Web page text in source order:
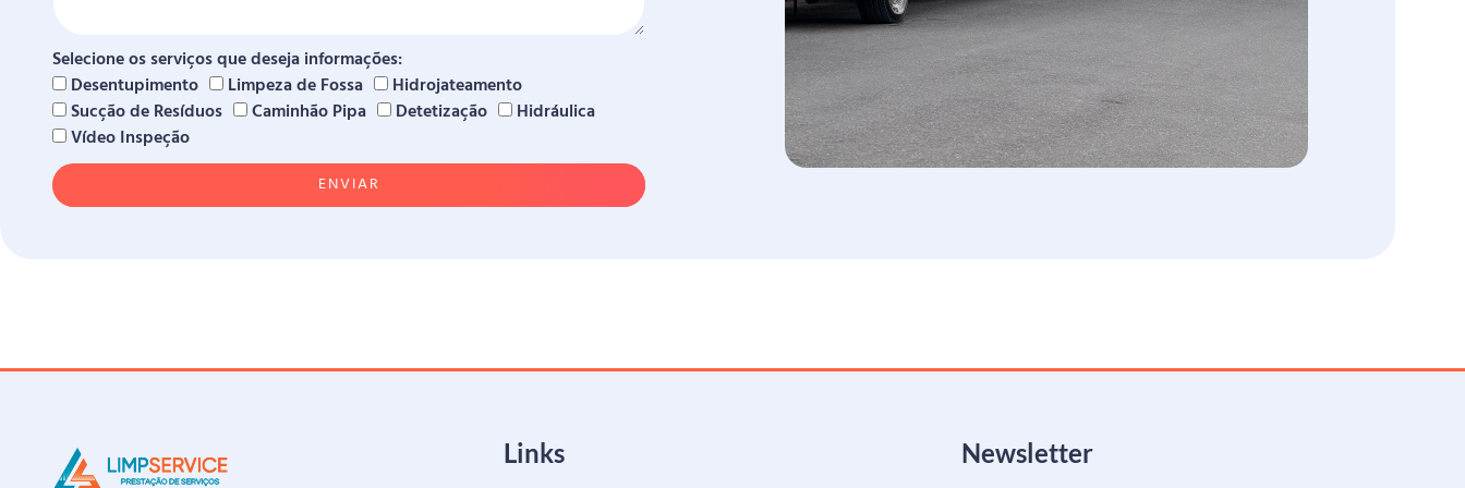
Selecione os serviços que deseja informações:
Desentupimento
Limpeza de Fossa
Hidrojateamento
Sucção de Resíduos
Caminhão Pipa Detetização
Hidráulica
Vídeo Inspeção
ENVIAR
Links Newsletter